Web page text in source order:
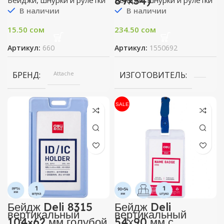
В наличии
15.50 сом
Артикул: 660
БРЕНД Attache
В наличии
234.50 сом
Артикул: 1550692
ИЗГОТОВИТЕЛЬ
Бейдж Deli 8315
вертикальный
SALE
Бейдж Deli
вертикальный